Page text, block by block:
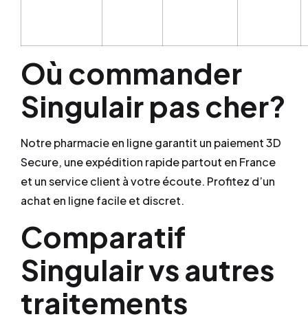
Où commander
Singulair pas cher?
Notre pharmacie en ligne garantit un paiement 3D
Secure, une expédition rapide partout en France
et un service client à votre écoute. Profitez d’un
achat en ligne facile et discret.
Comparatif
Singulair vs autres
traitements